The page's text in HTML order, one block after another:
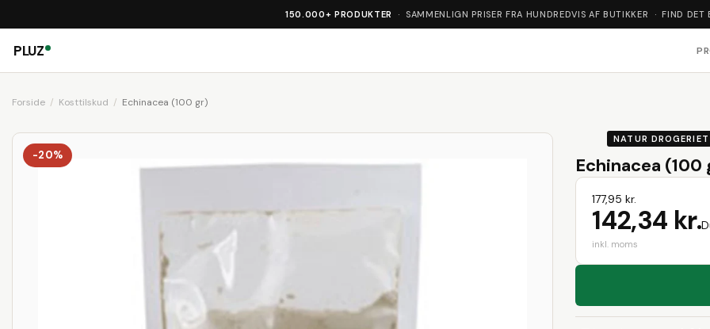
150.000+ PRODUKTER · SAMMENLIGN PRISER FRA HUNDREDVIS AF BUTIKKER · FIND DET
PLUZ
Forside Kosttilskud Echinacea (100 gr)
-20%
NATUR DROGERIET
Echinacea (100
177,95 kr.
142,34 kr.
inkl. moms